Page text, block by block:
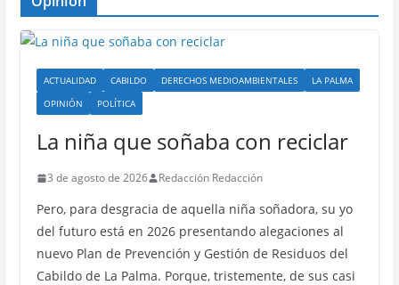
ACTUALIDAD CABILDO DERECHOS MEDIOAMBIENTALES
LA PALMA
OPINIÓN
POLÍTICA
La niña que soñaba con reciclar
3 de agosto de 2026 Redacción Redacción
Pero, para desgracia de aquella niña soñadora, su yo
del futuro está en 2026 presentando alegaciones al
nuevo Plan de Prevención y Gestión de Residuos del
Cabildo de La Palma. Porque, tristemente, de sus casi